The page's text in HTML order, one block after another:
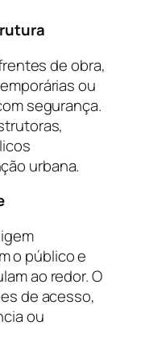
de obra,
ou
segurança.
urbana.
o público e
ao redor. O
de acesso,
ou